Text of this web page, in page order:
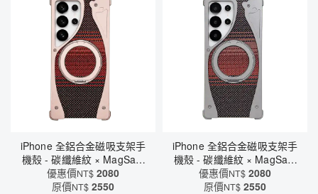
iPhone 全鋁合金磁吸支架手
機殼 - 碳纖維紋 × MagSafe
磁吸 × 軍規防摔保護
（6621）
優惠價NT$ 2080
原價NT$ 2550
iPhone 全鋁合金磁吸支架手
機殼 - 碳纖維紋 × MagSafe
磁吸 × 軍規防摔保護
（6621）
優惠價NT$ 2080
原價NT$ 2550